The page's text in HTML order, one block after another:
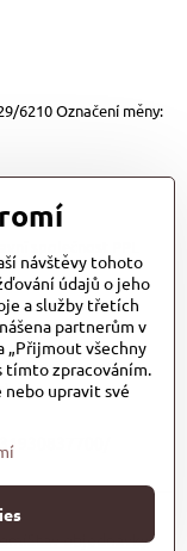
6210 Označení měny:
Stav objednávky
návštěvy tohoto
údajů o jeho
a služby třetích
partnerům v
„Přijmout všechny
tímto zpracováním.
upravit své